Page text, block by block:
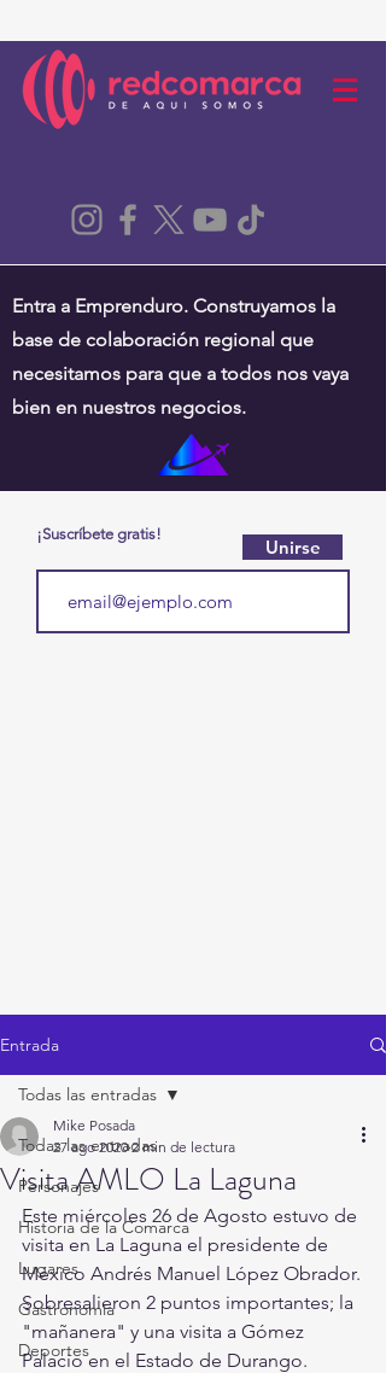
Entra a Emprenduro. Construyamos la
base de colaboración regional que
necesitamos para que a todos nos vaya
bien en nuestros negocios.
¡Suscríbete gratis!
Unirse
Entrada
Todas las entradas
Personajes
Historia de la Comarca
Lugares
Gastronomía
Deportes
Todas las entradas
Visita AMLO La Laguna
Mike Posada
27 ago 2020 2 min de lectura
Este miércoles 26 de Agosto estuvo de
visita en La Laguna el presidente de
México Andrés Manuel López Obrador.
Sobresalieron 2 puntos importantes; la
"mañanera" y una visita a Gómez
Palacio en el Estado de Durango.